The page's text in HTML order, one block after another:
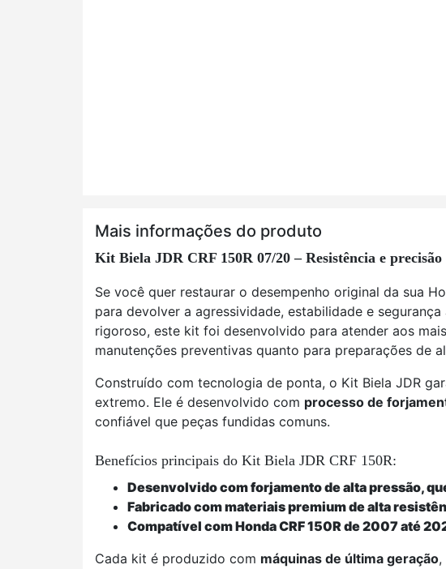
Mais informações do produto
Kit Biela JDR CRF 150R 07/20 – Resistência e
Se você quer restaurar o desempenho original da sua
para devolver a agressividade, estabilidade e
rigoroso, este kit foi desenvolvido para atender aos
manutenções preventivas quanto para preparações de
Construído com tecnologia de ponta, o Kit Biela JDR
extremo. Ele é desenvolvido com processo de
confiável que peças fundidas comuns.
Benefícios principais do Kit Biela JDR CRF 150R:
Desenvolvido com forjamento de alta pressão,
Fabricado com materiais premium de alta
Compatível com Honda CRF 150R de 2007 até
Cada kit é produzido com máquinas de última geração,